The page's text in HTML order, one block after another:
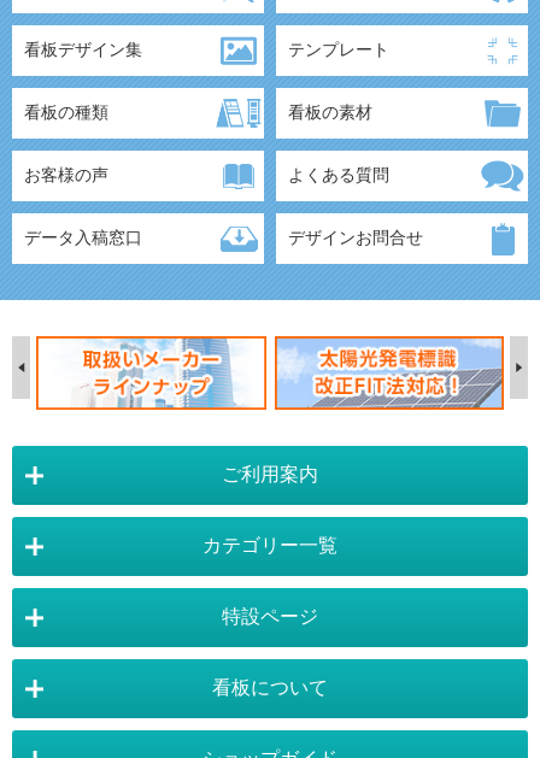
看板デザイン集 テンプレート
看板の種類 看板の素材
お客様の声 よくある質問
データ入稿窓口 デザインお問合せ
ご利用案内
店舗詳細情報
運営会社 :株式会社トレード
カテゴリー一覧
スタンド看板：オプション バナースタンド
特設ページ
看板について